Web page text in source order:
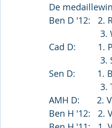
De
Ben D '12:   2.
Cad D:         1.
Sen D:         1.
AMH D:       2.
Ben H '12:   2.